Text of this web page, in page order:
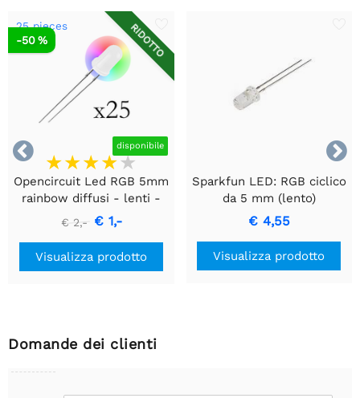


RIDOTTO
25 pieces
disponibile
-50 %
Opencircuit Led RGB 5mm
rainbow diffusi - lenti -
25 pz
€ 2,- € 1,-
Visualizza prodotto
Sparkfun LED: RGB ciclico
da 5 mm (lento)
€ 4,55
Visualizza prodotto
Domande dei clienti